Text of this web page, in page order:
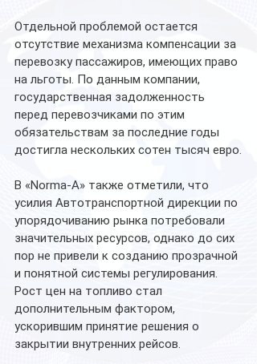
Отдельной проблемой остается
отсутствие механизма компенсации за
перевозку пассажиров, имеющих право
на льготы. По данным компании,
государственная задолженность
перед перевозчиками по этим
обязательствам за последние годы
достигла нескольких сотен тысяч евро.
В «Norma-A» также отметили, что
усилия Автотранспортной дирекции по
упорядочиванию рынка потребовали
значительных ресурсов, однако до сих
пор не привели к созданию прозрачной
и понятной системы регулирования.
Рост цен на топливо стал
дополнительным фактором,
ускорившим принятие решения о
закрытии внутренних рейсов.